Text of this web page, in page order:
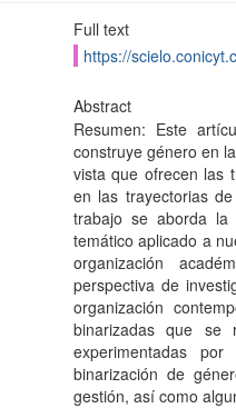
Full text
https://
Abstract
Resumen: Este
construye género en
vista que ofrecen las
en las trayectorias
trabajo se aborda la
temático aplicado a
organización
perspectiva de
organización
binarizadas que se
experimentadas
binarización de
gestión, así como